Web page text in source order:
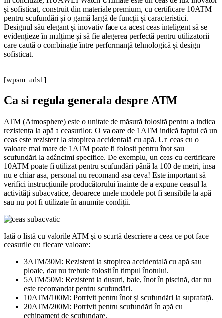
și sofisticat, construit din materiale premium, cu certificare 10ATM
pentru scufundări și o gamă largă de funcții și caracteristici.
Designul său elegant și inovativ face ca acest ceas inteligent să se
evidențieze în mulțime și să fie alegerea perfectă pentru utilizatorii
care caută o combinație între performanță tehnologică și design
sofisticat.
[wpsm_ads1]
Ca si regula generala despre ATM
ATM (Atmosphere) este o unitate de măsură folosită pentru a indica
rezistența la apă a ceasurilor. O valoare de 1ATM indică faptul că un
ceas este rezistent la stropirea accidentală cu apă. Un ceas cu o
valoare mai mare de 1ATM poate fi folosit pentru înot sau
scufundări la adâncimi specifice. De exemplu, un ceas cu certificare
10ATM poate fi utilizat pentru scufundări până la 100 de metri, insa
nu e chiar asa, personal nu recomand asa ceva! Este important să
verifici instrucțiunile producătorului înainte de a expune ceasul la
activități subacvatice, deoarece unele modele pot fi sensibile la apă
sau nu pot fi utilizate în anumite condiții.
Iată o listă cu valorile ATM și o scurtă descriere a ceea ce pot face
ceasurile cu fiecare valoare:
3ATM/30M: Rezistent la stropirea accidentală cu apă sau
ploaie, dar nu trebuie folosit în timpul înotului.
5ATM/50M: Rezistent la dușuri, baie, înot în piscină, dar nu
este recomandat pentru scufundări.
10ATM/100M: Potrivit pentru înot și scufundări la suprafață.
20ATM/200M: Potrivit pentru scufundări în apă cu
echipament de scufundare.